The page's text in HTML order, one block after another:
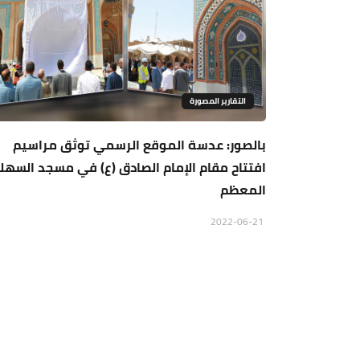
التقارير المصورة
بالصور: عدسة الموقع الرسمي توثق مراسيم
افتتاح مقام الإمام الصادق (ع) في مسجد
المعظم